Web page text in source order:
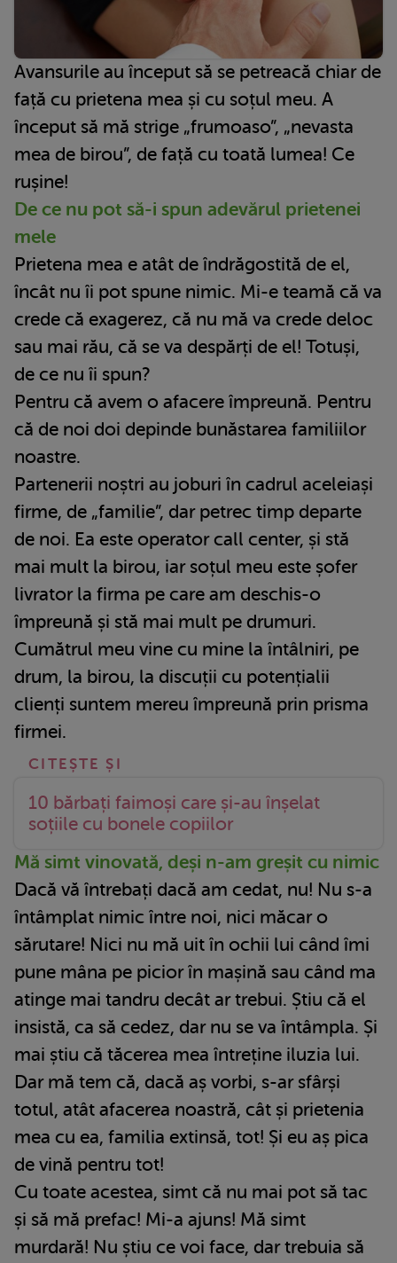
Avansurile au început să se petreacă chiar de
față cu prietena mea și cu soțul meu. A
început să mă strige „frumoaso”, „nevasta
mea de birou”, de față cu toată lumea! Ce
rușine!
De ce nu pot să-i spun adevărul prietenei
mele
Prietena mea e atât de îndrăgostită de el,
încât nu îi pot spune nimic. Mi-e teamă că va
crede că exagerez, că nu mă va crede deloc
sau mai rău, că se va despărți de el! Totuși,
de ce nu îi spun?
Pentru că avem o afacere împreună. Pentru
că de noi doi depinde bunăstarea familiilor
noastre.
Partenerii noștri au joburi în cadrul aceleiași
firme, de „familie”, dar petrec timp departe
de noi. Ea este operator call center, și stă
mai mult la birou, iar soțul meu este șofer
livrator la firma pe care am deschis-o
împreună și stă mai mult pe drumuri.
Cumătrul meu vine cu mine la întâlniri, pe
drum, la birou, la discuții cu potențialii
clienți suntem mereu împreună prin prisma
firmei.
10 bărbați faimoși care și-au înșelat
soțiile cu bonele copiilor
Mă simt vinovată, deși n-am greșit cu nimic
Dacă vă întrebați dacă am cedat, nu! Nu s-a
întâmplat nimic între noi, nici măcar o
sărutare! Nici nu mă uit în ochii lui când îmi
pune mâna pe picior în mașină sau când ma
atinge mai tandru decât ar trebui. Știu că el
insistă, ca să cedez, dar nu se va întâmpla. Și
mai știu că tăcerea mea întreține iluzia lui.
Dar mă tem că, dacă aș vorbi, s-ar sfârși
totul, atât afacerea noastră, cât și prietenia
mea cu ea, familia extinsă, tot! Și eu aș pica
de vină pentru tot!
Cu toate acestea, simt că nu mai pot să tac
și să mă prefac! Mi-a ajuns! Mă simt
murdară! Nu știu ce voi face, dar trebuia să